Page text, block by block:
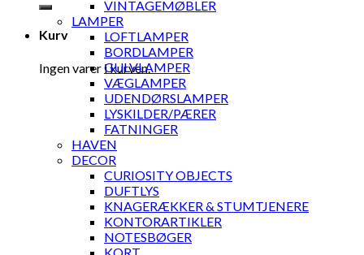
Kurv
Ingen varer i kurven.
VINTAGEMØBLER
LAMPER
LOFTLAMPER
BORDLAMPER
GULVLAMPER
VÆGLAMPER
UDENDØRSLAMPER
LYSKILDER/PÆRER
FATNINGER
HAVEN
DECOR
CURIOSITY OBJECTS
DUFTLYS
KNAGERÆKKER & STUMTJENERE
KONTORARTIKLER
NOTESBØGER